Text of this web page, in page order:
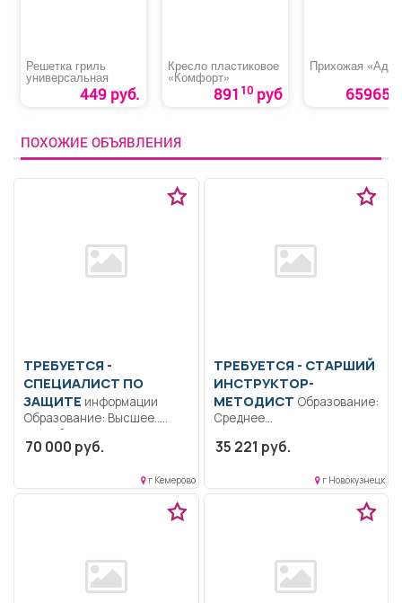
Решетка гриль
универсальная
449 руб.
Кресло пластиковое
«Комфорт»
891 10руб
Прихожая
65965
ПОХОЖИЕ ОБЪЯВЛЕНИЯ
ТРЕБУЕТСЯ -
СПЕЦИАЛИСТ ПО
ЗАЩИТЕ информации
Образование: Высшее..
Разработка документации
по информационной
70 000 руб.
г Кемерово
ТРЕБУЕТСЯ - СТАРШИЙ
ИНСТРУКТОР-
МЕТОДИСТ
Среднее
образование..
свой профессиональный
уровень,...
35 221 руб.
г Новокузнецк